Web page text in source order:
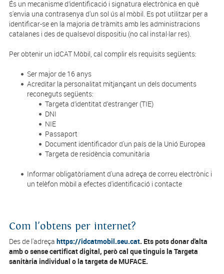
És un mecanisme d’identificació i signatura electrònica en què
s'envia una contrasenya d'un sol ús al mòbil. Es pot utilitzar per a
identificar-se en la majoria de tràmits amb les administracions
catalanes i des de qualsevol dispositiu (no cal instal·lar res).
Per obtenir un idCAT Mòbil, cal complir els requisits següents:
Ser major de 16 anys
Acreditar la personalitat mitjançant un dels documents
reconeguts següents:
Targeta d’identitat d’estranger (TIE)
DNI
NIE
Passaport
Document identificador d'un país de la Unió Europea
Targeta de residència comunitària
Informar obligatòriament d'una adreça de correu electrònic i
un telèfon mòbil a efectes d'identificació i contacte
Com l'obtens per internet?
Des de l'adreça https://idcatmobil.seu.cat. Ets pots donar d'alta
amb o sense certificat digital, però cal que tinguis la Targeta
sanitària individual o la targeta de MUFACE.